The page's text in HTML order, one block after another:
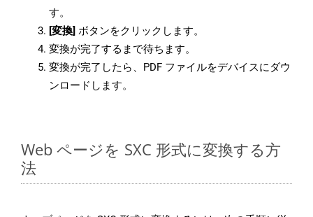
す。
[変換] ボタンをクリックします。
変換が完了するまで待ちます。
変換が完了したら、PDF ファイルをデバイスにダウ
ンロードします。
Web ページを SXC 形式に変換する方
法